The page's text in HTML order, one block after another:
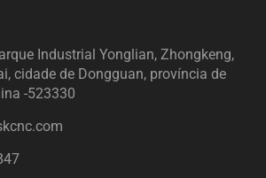
Industrial Yonglian, Zhongkeng,
cidade de Dongguan, província de
-523330